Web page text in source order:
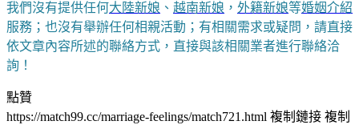
我們沒有提供任何大陸新娘 、 越南新娘 ， 外籍新娘等婚姻介紹
服務；也沒有舉辦任何相親活動；有相關需求或疑問，請直接
依文章內容所述的聯絡方式，直接與該相關業者進行聯絡洽
詢！
點贊
https://match99.cc/marriage-feelings/match721.html 複制鏈接 複制